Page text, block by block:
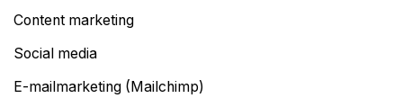
Content marketing
Social media
E-mailmarketing (Mailchimp)